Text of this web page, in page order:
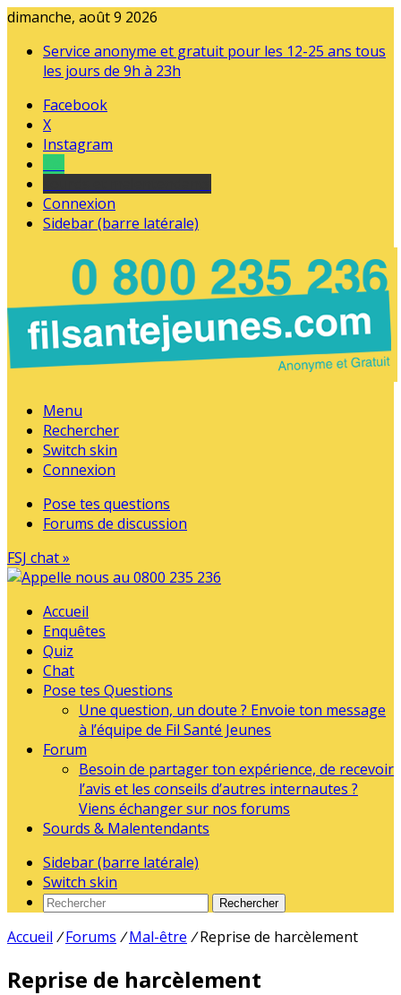
dimanche, août 9 2026
Service anonyme et gratuit pour les 12-25 ans tous
les jours de 9h à 23h
Facebook
X
Instagram
Connexion
Sidebar (barre latérale)
Menu
Rechercher
Switch skin
Connexion
Pose tes questions
Forums de discussion
FSJ chat »
Accueil
Enquêtes
Quiz
Chat
Pose tes Questions
Une question, un doute ? Envoie ton message
à l’équipe de Fil Santé Jeunes
Forum
Besoin de partager ton expérience, de recevoir
l’avis et les conseils d’autres internautes ?
Viens échanger sur nos forums
Sourds & Malentendants
Sidebar (barre latérale)
Switch skin
Rechercher
Accueil / Forums / Mal-être / Reprise de harcèlement
Reprise de harcèlement